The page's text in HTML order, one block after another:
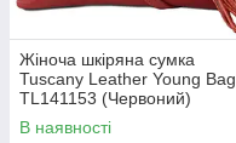
Жіноча шкіряна сумка
Tuscany Leather Young Bag
TL141153 (Червоний)
В наявності